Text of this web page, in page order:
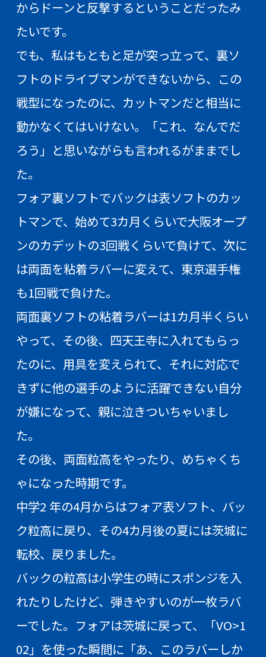
からドーンと反撃するということだったみ
たいです。
でも、私はもともと足が突っ立って、裏ソ
フトのドライブマンができないから、この
戦型になったのに、カットマンだと相当に
動かなくてはいけない。「これ、なんでだ
ろう」と思いながらも言われるがままでし
た。
フォア裏ソフトでバックは表ソフトのカッ
トマンで、始めて3カ月くらいで大阪オープ
ンのカデットの3回戦くらいで負けて、次に
は両面を粘着ラバーに変えて、東京選手権
も1回戦で負けた。
両面裏ソフトの粘着ラバーは1カ月半くらい
やって、その後、四天王寺に入れてもらっ
たのに、用具を変えられて、それに対応で
きずに他の選手のように活躍できない自分
が嫌になって、親に泣きついちゃいまし
た。
その後、両面粒高をやったり、めちゃくち
ゃになった時期です。
中学2 年の4月からはフォア表ソフト、バッ
ク粒高に戻り、その4カ月後の夏には茨城に
転校、戻りました。
バックの粒高は小学生の時にスポンジを入
れたりしたけど、弾きやすいのが一枚ラバ
ーでした。フォアは茨城に戻って、「VO>1
02」を使った瞬間に「あ、このラバーしか